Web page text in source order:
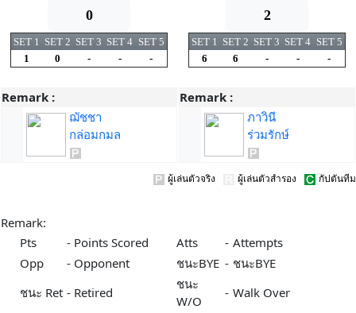
0
SET 1 SET 2 SET 3 SET 4 SET 5
1
0 - - -
Remark :
ฌัชชา
กล่อมกมล
2
SET 1 SET 2 SET 3 SET 4 SET 5
6
6 - - -
Remark :
ภาวินี
ร่วมรักษ์
ผู้เล่นตัวจริง ผู้เล่นตัวสำรอง กัปตันทีม
Remark:
Pts
- Points Scored Atts - Attempts
Opp
- Opponent ชนะBYE - ชนะBYE
ชนะ Ret - Retired
ชนะ
W/O
- Walk Over